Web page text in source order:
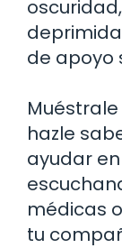
de apoyo
hazle
ayudar
médicas
tu